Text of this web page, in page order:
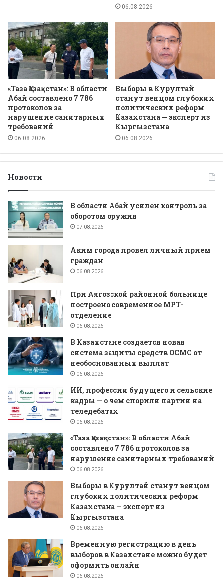
06.08.2026
«Таза Қазақстан»: В области
Абай составлено 7 786
протоколов за
нарушение санитарных
требований
06.08.2026
Выборы в Курултай
станут венцом глубоких
политических реформ
Казахстана — эксперт из
Кыргызстана
06.08.2026
Новости
В области Абай усилен контроль за
оборотом оружия
07.08.2026
Аким города провел личный прием
граждан
06.08.2026
При Аягозской районной больнице
построено современное МРТ-
отделение
06.08.2026
В Казахстане создается новая
система защиты средств ОСМС от
необоснованных выплат
06.08.2026
ИИ, профессии будущего и сельские
кадры — о чем спорили партии на
теледебатах
06.08.2026
«Таза Қазақстан»: В области Абай
составлено 7 786 протоколов за
нарушение санитарных требований
06.08.2026
Выборы в Курултай станут венцом
глубоких политических реформ
Казахстана — эксперт из
Кыргызстана
06.08.2026
Временную регистрацию в день
выборов в Казахстане можно будет
оформить онлайн
06.08.2026